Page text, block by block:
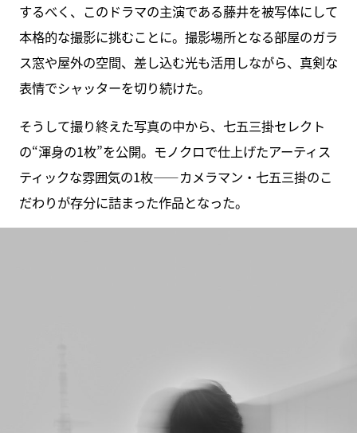
するべく、このドラマの主演である藤井を被写体にして
本格的な撮影に挑むことに。撮影場所となる部屋のガラ
ス窓や屋外の空間、差し込む光も活用しながら、真剣な
表情でシャッターを切り続けた。
そうして撮り終えた写真の中から、七五三掛セレクト
の“渾身の1枚”を公開。モノクロで仕上げたアーティス
ティックな雰囲気の1枚――カメラマン・七五三掛のこ
だわりが存分に詰まった作品となった。